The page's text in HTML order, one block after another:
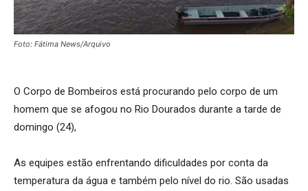
Foto: Fátima News/Arquivo
O Corpo de Bombeiros está procurando pelo corpo de um
homem que se afogou no Rio Dourados durante a tarde de
domingo (24),
As equipes estão enfrentando dificuldades por conta da
temperatura da água e também pelo nível do rio. São usadas